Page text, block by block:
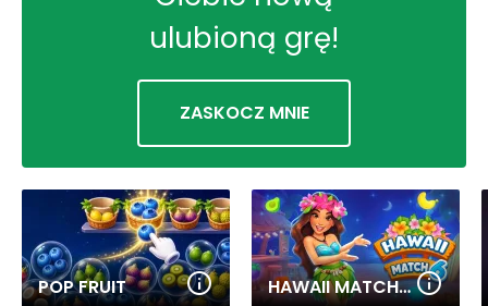
ulubioną grę!
ZASKOCZ MNIE
POP FRUIT HAWAII MATCH 6